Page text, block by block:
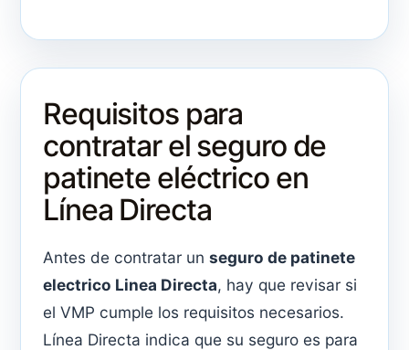
Requisitos para
contratar el seguro de
patinete eléctrico en
Línea Directa
Antes de contratar un seguro de patinete
electrico Linea Directa, hay que revisar si
el VMP cumple los requisitos necesarios.
Línea Directa indica que su seguro es para